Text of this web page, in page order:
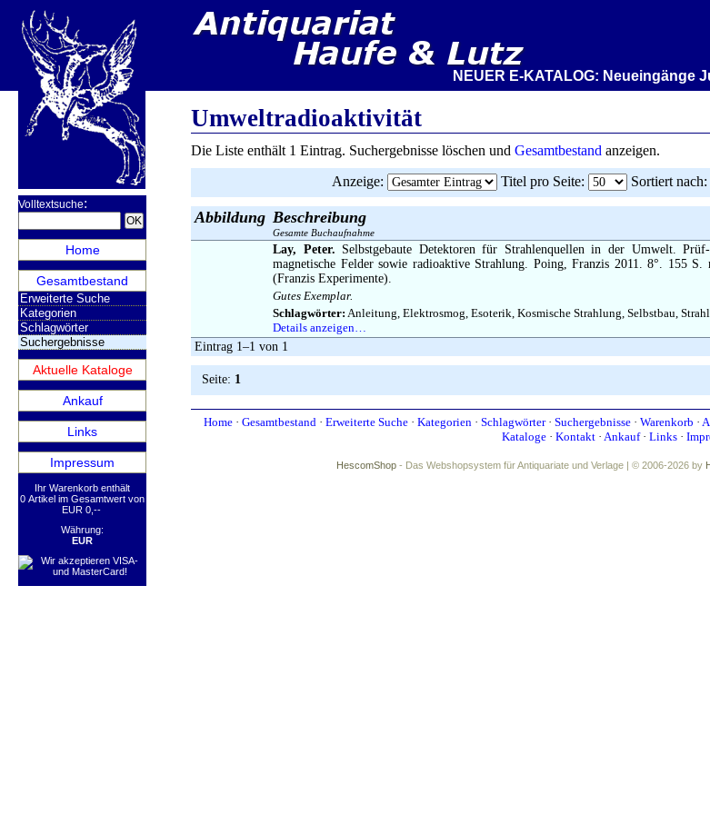
NEUER E-KATALOG: Neueingänge
Volltextsuche:
Home
Gesamtbestand
Erweiterte Suche
Kategorien
Schlagwörter
Suchergebnisse
Aktuelle Kataloge
Ankauf
Links
Impressum
Ihr Warenkorb enthält
0 Artikel im Gesamtwert von
EUR 0,--
Währung:
EUR
Umweltradioaktivität
Die Liste enthält 1 Eintrag. Suchergebnisse löschen und Gesamtbestand anzeigen.
Anzeige: Titel pro Seite: Sortiert nach:
Abbildung Beschreibung
Gesamte Buchaufnahme
Lay, Peter. Selbstgebaute Detektoren für Strahlenquellen in der Umwelt.
magnetische Felder sowie radioaktive Strahlung. Poing, Franzis 2011. 8°. 155
(Franzis Experimente).
Gutes Exemplar.
Schlagwörter: Anleitung, Elektrosmog, Esoterik, Kosmische Strahlung, Selbstbau,
Details anzeigen…
Eintrag 1–1 von 1
Seite: 1
Home · Gesamtbestand · Erweiterte Suche · Kategorien · Schlagwörter· Suchergebnisse · Warenkorb ·
Kataloge· Kontakt· Ankauf· Links·
HescomShop - Das Webshopsystem für Antiquariate und Verlage | © 2006-2026 by